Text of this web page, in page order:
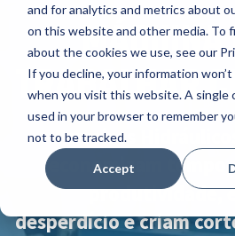
and for analytics and metrics about
on this website and other media. To
about the cookies we use, see our
If you decline, your information
when you visit this website. A single
used in your browser to remember
not to be tracked.
Accept
MÁQUINA
TRABALHAR
Ferreiros
economizam
produtividade,
desperdício e criam